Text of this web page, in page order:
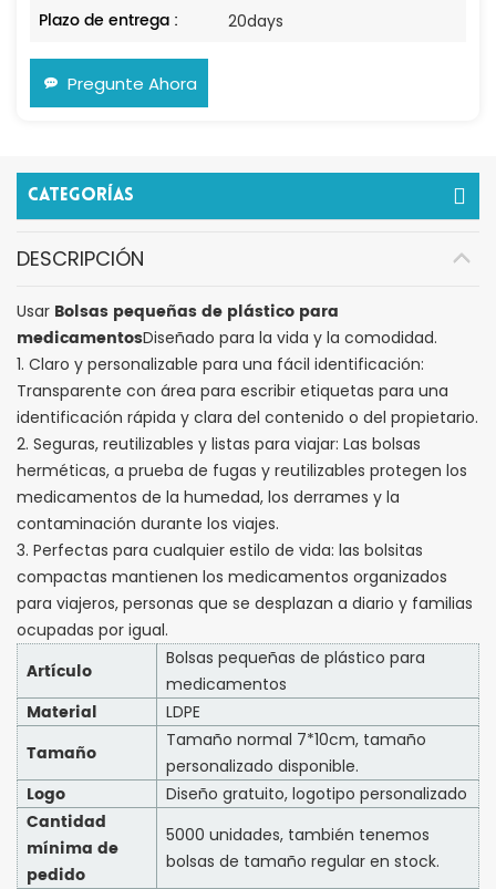
Plazo de entrega : 20days
Pregunte Ahora
Categorías
DESCRIPCIÓN
Usar Bolsas pequeñas de plástico para
medicamentosDiseñado para la vida y la comodidad.
1. Claro y personalizable para una fácil identificación:
Transparente con área para escribir etiquetas para una
identificación rápida y clara del contenido o del propietario.
2. Seguras, reutilizables y listas para viajar: Las bolsas
herméticas, a prueba de fugas y reutilizables protegen los
medicamentos de la humedad, los derrames y la
contaminación durante los viajes.
3. Perfectas para cualquier estilo de vida: las bolsitas
compactas mantienen los medicamentos organizados
para viajeros, personas que se desplazan a diario y familias
ocupadas por igual.
Artículo
Bolsas pequeñas de plástico para
medicamentos
Material LDPE
Tamaño
Tamaño normal 7*10cm, tamaño
personalizado disponible.
Logo Diseño gratuito, logotipo personalizado
Cantidad
mínima de
pedido
5000 unidades, también tenemos
bolsas de tamaño regular en stock.